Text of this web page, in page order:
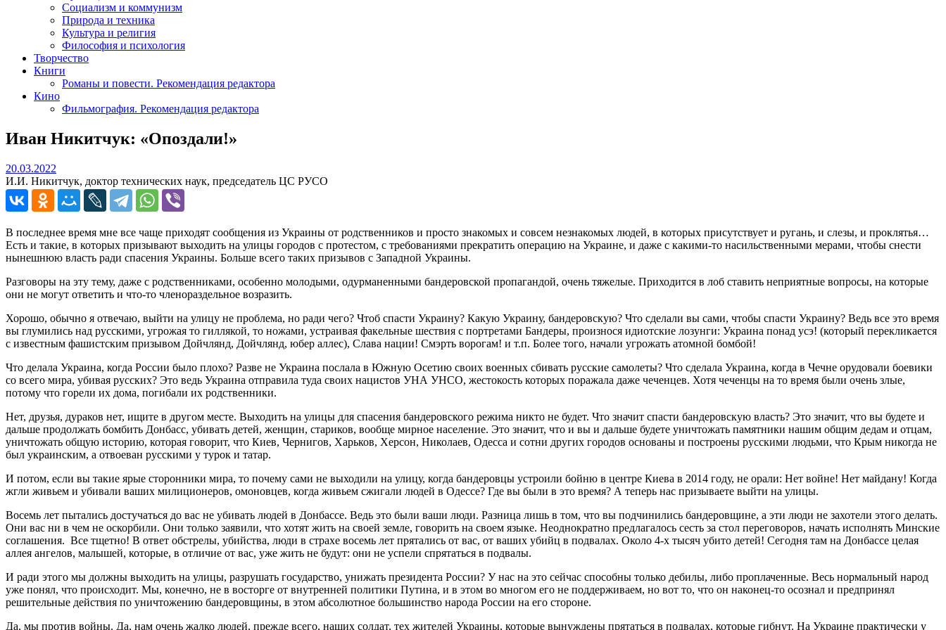
Социализм и коммунизм
Природа и техника
Культура и религия
Философия и психология
Творчество
Книги
Романы и повести. Рекомендация редактора
Кино
Фильмография. Рекомендация редактора
Иван Никитчук: «Опоздали!»
20.03.2022
И.И. Никитчук, доктор технических наук, председатель ЦС РУСО
В последнее время мне все чаще приходят сообщения из Украины от родственников и просто знакомых и совсем незнакомых людей, в которых присутствует и ругань, и слезы, и проклятья…
Есть и такие, в которых призывают выходить на улицы городов с протестом, с требованиями прекратить операцию на Украине, и даже с какими-то насильственными мерами, чтобы снести
нынешнюю власть ради спасения Украины. Больше всего таких призывов с Западной Украины.
Разговоры на эту тему, даже с родственниками, особенно молодыми, одурманенными бандеровской пропагандой, очень тяжелые. Приходится в лоб ставить неприятные вопросы, на которые
они не могут ответить и что-то членораздельное возразить.
Хорошо, обычно я отвечаю, выйти на улицу не проблема, но ради чего? Чтоб спасти Украину? Какую Украину, бандеровскую? Что сделали вы сами, чтобы спасти Украину? Ведь все это время
вы глумились над русскими, угрожая то гиллякой, то ножами, устраивая факельные шествия с портретами Бандеры, произнося идиотские лозунги: Украина понад усэ! (который перекликается
с известным фашистским призывом Дойчлянд, Дойчлянд, юбер аллес), Слава нации! Смэрть ворогам! и т.п. Более того, начали угрожать атомной бомбой!
Что делала Украина, когда России было плохо? Разве не Украина послала в Южную Осетию своих военных сбивать русские самолеты? Что сделала Украина, когда в Чечне орудовали боевики
со всего мира, убивая русских? Это ведь Украина отправила туда своих нацистов УНА УНСО, жестокость которых поражала даже чеченцев. Хотя чеченцы на то время были очень злые,
потому что горели их дома, погибали их родственники.
Нет, друзья, дураков нет, ищите в другом месте. Выходить на улицы для спасения бандеровского режима никто не будет. Что значит спасти бандеровскую власть? Это значит, что вы будете и
дальше продолжать бомбить Донбасс, убивать детей, женщин, стариков, вообще мирное население. Это значит, что и вы и дальше будете уничтожать памятники нашим общим дедам и отцам,
уничтожать общую историю, которая говорит, что Киев, Чернигов, Харьков, Херсон, Николаев, Одесса и сотни других городов основаны и построены русскими людьми, что Крым никогда не
был украинским, а отвоеван русскими у турок и татар.
И потом, если вы такие ярые сторонники мира, то почему сами не выходили на улицу, когда бандеровцы устроили бойню в центре Киева в 2014 году, не орали: Нет войне! Нет майдану! Когда
жгли живьем и убивали ваших милиционеров, омоновцев, когда живьем сжигали людей в Одессе? Где вы были в это время? А теперь нас призываете выйти на улицы.
Восемь лет пытались достучаться до вас не убивать людей в Донбассе. Ведь это были ваши люди. Разница лишь в том, что вы подчинились бандеровщине, а эти люди не захотели этого делать.
Они вас ни в чем не оскорбили. Они только заявили, что хотят жить на своей земле, говорить на своем языке. Неоднократно предлагалось сесть за стол переговоров, начать исполнять Минские
соглашения. Все тщетно! В ответ обстрелы, убийства, люди в страхе восемь лет прятались от вас, от ваших убийц в подвалах. Около 4-х тысяч убито детей! Сегодня там на Донбассе целая
аллея ангелов, малышей, которые, в отличие от вас, уже жить не будут: они не успели спрятаться в подвалы.
И ради этого мы должны выходить на улицы, разрушать государство, унижать президента России? У нас на это сейчас способны только дебилы, либо проплаченные. Весь нормальный народ
уже понял, что происходит. Мы, конечно, не в восторге от внутренней политики Путина, и в этом во многом его не поддерживаем, но вот то, что он наконец-то осознал и предпринял
решительные действия по уничтожению бандеровщины, в этом абсолютное большинство народа России на его стороне.
Да, мы против войны. Да, нам очень жалко людей, прежде всего, наших солдат, тех жителей Украины, которые вынуждены прятаться в подвалах, которые гибнут. На Украине практически у